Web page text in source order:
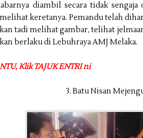
diambil secara tidak
keretanya. Pemandu telah
tadi melihat gambar, telihat
berlaku di Lebuhraya AMJ Melaka.
Klik TAJUK ENTRI ni
3. Batu Nisan